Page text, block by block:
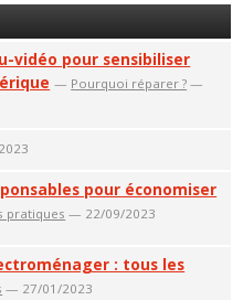
vidéo pour sensibiliser
— Pourquoi réparer ? —
pour économiser
pratiques — 22/09/2023
: tous les
— 27/01/2023